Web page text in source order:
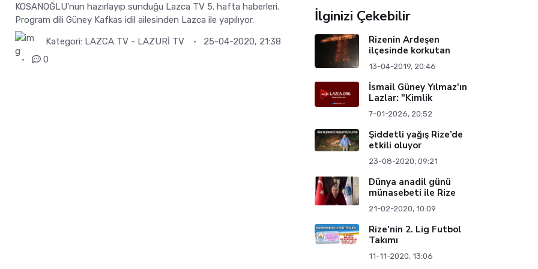
KOSANOĞLU'nun hazırlayıp sunduğu Lazca TV 5. hafta haberleri.
Program dili Güney Kafkas idil ailesinden Lazca ile yapılıyor.
Kategori: LAZCA TV - LAZURİ TV
25-04-2020, 21:38
0
İlginizi Çekebilir
Rizenin Ardeşen
ilçesinde korkutan
13-04-2019, 20:46
İsmail Güney Yılmaz'ın
Lazlar: "Kimlik
7-01-2026, 20:52
Şiddetli yağış Rize’de
etkili oluyor
23-08-2020, 09:21
Dünya anadil günü
münasebeti ile Rize
21-02-2020, 10:09
Rize'nin 2. Lig Futbol
Takımı
11-11-2020, 13:06